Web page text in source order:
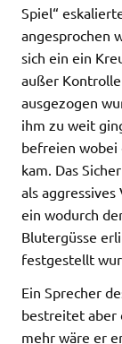
Spiel“
angesprochen
sich ein ein
außer
ausgezogen
ihm zu weit
befreien wobei
kam. Das
als
ein wodurch
Blutergüsse
festgestellt
Ein Sprecher
bestreitet aber
mehr wäre er